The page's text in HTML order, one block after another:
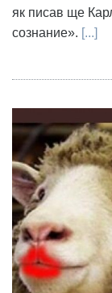
як писав ще
сознание». [...]